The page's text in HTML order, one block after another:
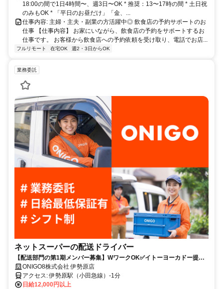
18:00の間で1日4時間〜、週3日〜OK * 推奨：13〜17時の間 * 土日祝
のみもOK * 「平日のお昼だけ」「金、...
仕事内容: 主婦・主夫・副業の方活躍中◎ 飲食店の予約サポートのお
仕事 【仕事内容】 お家にいながら、飲食店の予約をサポートするお
仕事です。 お客様から飲食店への予約依頼を受け取り、電話でお店...
フルリモート 在宅OK 週2・3日からOK
業務委託
ネットスーパーの配送ドライバー
【配送部門の第1期メンバー募集】WワークOK✅イトーヨーカドー提携
で安心体制
ONIGO8株式会社 伊勢原店
アクセス: 伊勢原駅（小田急線）-1分
日給12,000円以上